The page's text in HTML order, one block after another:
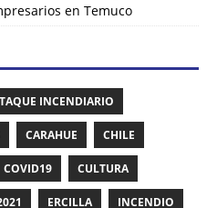
en Temuco
INCENDIARIO
CARAHUE CHILE
COVID19 CULTURA
ERCILLA INCENDIO